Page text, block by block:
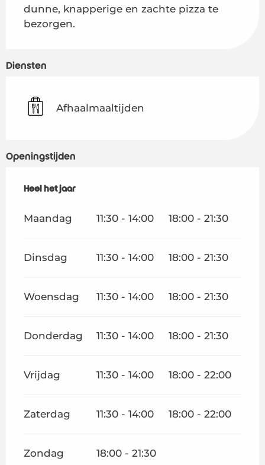
dunne, knapperige en zachte pizza te
bezorgen.
Diensten
Afhaalmaaltijden
Openingstijden
Heel het jaar
Heel het jaar
Maandag 11:30 - 14:00 18:00 - 21:30
Dinsdag 11:30 - 14:00 18:00 - 21:30
Woensdag 11:30 - 14:00 18:00 - 21:30
Donderdag 11:30 - 14:00 18:00 - 21:30
Vrijdag 11:30 - 14:00 18:00 - 22:00
Zaterdag 11:30 - 14:00 18:00 - 22:00
Zondag 18:00 - 21:30